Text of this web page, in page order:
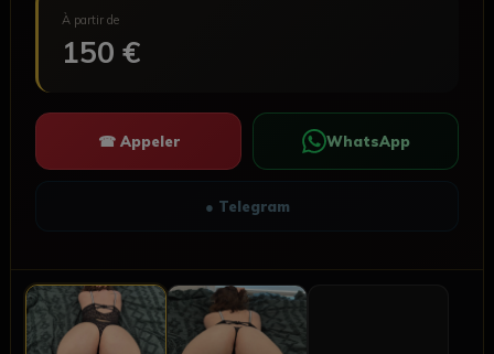
À partir de
150 €
WhatsApp
● Telegram
☎ Appeler